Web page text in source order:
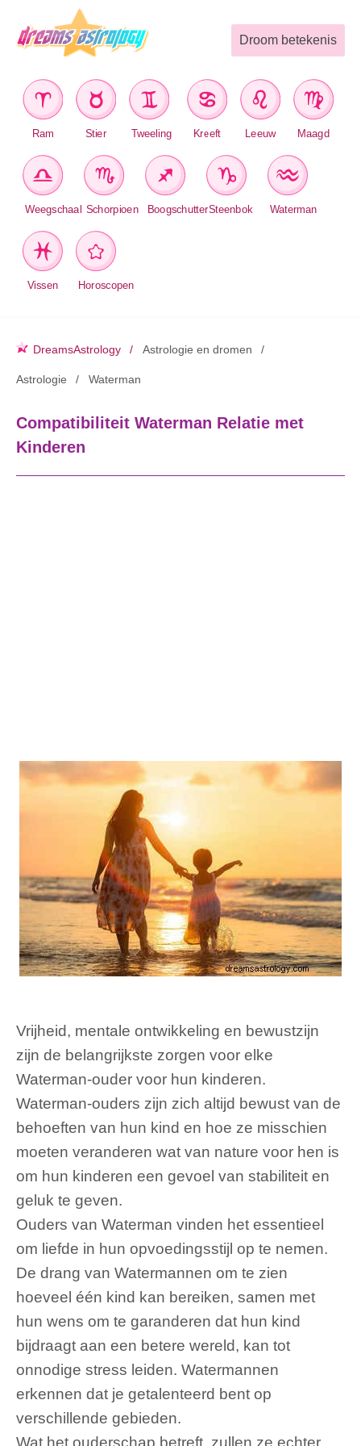
Droom betekenis
Ram Stier Tweeling Kreeft Leeuw Maagd
Weegschaal Schorpioen BoogschutterSteenbok Waterman
Vissen Horoscopen
DreamsAstrology Astrologie en dromen
Astrologie Waterman
Compatibiliteit Waterman Relatie met
Kinderen
Vrijheid, mentale ontwikkeling en bewustzijn
zijn de belangrijkste zorgen voor elke
Waterman-ouder voor hun kinderen.
Waterman-ouders zijn zich altijd bewust van de
behoeften van hun kind en hoe ze misschien
moeten veranderen wat van nature voor hen is
om hun kinderen een gevoel van stabiliteit en
geluk te geven.
Ouders van Waterman vinden het essentieel
om liefde in hun opvoedingsstijl op te nemen.
De drang van Watermannen om te zien
hoeveel één kind kan bereiken, samen met
hun wens om te garanderen dat hun kind
bijdraagt ​​aan een betere wereld, kan tot
onnodige stress leiden. Watermannen
erkennen dat je getalenteerd bent op
verschillende gebieden.
Wat het ouderschap betreft, zullen ze echter